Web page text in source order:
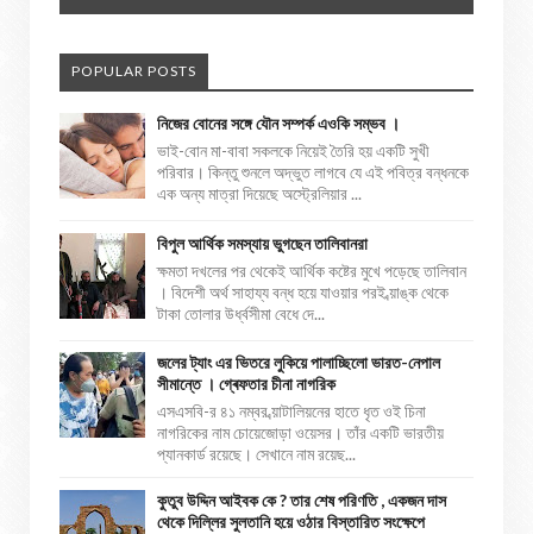
POPULAR POSTS
নিজের বোনের সঙ্গে যৌন সম্পর্ক এওকি সম্ভব ।
ভাই-বোন মা-বাবা সকলকে নিয়েই তৈরি হয় একটি সুখী
পরিবার। কিন্তু শুনলে অদ্ভুত লাগবে যে এই পবিত্র বন্ধনকে
এক অন্য মাত্রা দিয়েছে অস্ট্রেলিয়ার ...
বিপুল আর্থিক সমস্যায় ভুগছেন তালিবানরা
ক্ষমতা দখলের পর থেকেই আর্থিক কষ্টের মুখে পড়েছে তালিবান
। বিদেশী অর্থ সাহায্য বন্ধ হয়ে যাওয়ার পরই ব্য়াঙ্ক থেকে
টাকা তোলার উর্ধ্বসীমা বেধে দে...
জলের ট্যাং এর ভিতরে লুকিয়ে পালাচ্ছিলো ভারত-নেপাল
সীমান্তে । গ্ৰেফতার চীনা নাগরিক
এসএসবি-র ৪১ নম্বর ব্য়াটালিয়নের হাতে ধৃত ওই চিনা
নাগরিকের নাম চোয়েজোড়া ওয়েসর। তাঁর একটি ভারতীয়
প্যানকার্ড রয়েছে। সেখানে নাম রয়েছ...
কুতুব উদ্দিন আইবক কে ? তার শেষ পরিণতি , একজন দাস
থেকে দিল্লির সুলতানি হয়ে ওঠার বিস্তারিত সংক্ষেপে